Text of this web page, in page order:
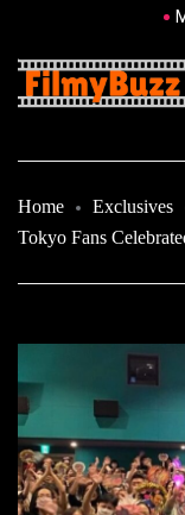
Home
Exclusives
Tokyo Fans